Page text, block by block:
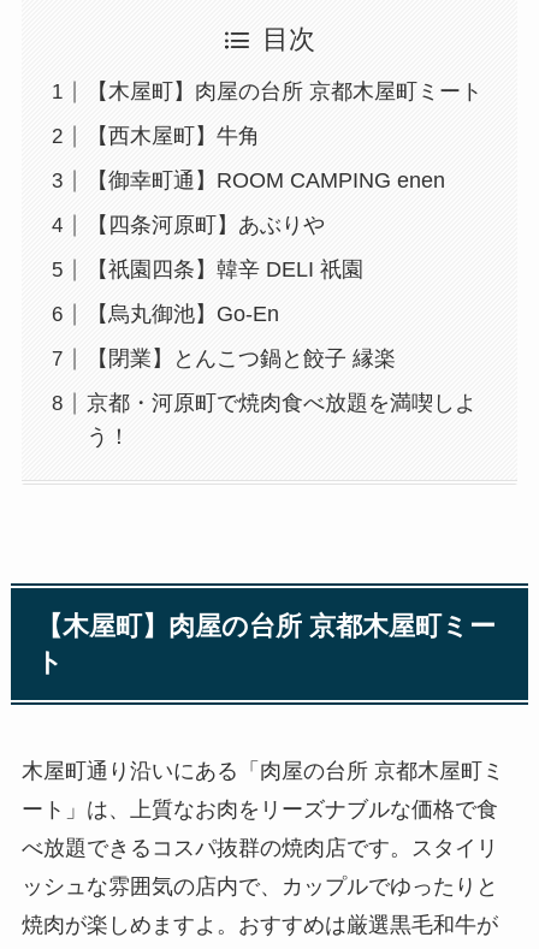
目次
【木屋町】肉屋の台所 京都木屋町ミート
【西木屋町】牛角
【御幸町通】ROOM CAMPING enen
【四条河原町】あぶりや
【祇園四条】韓辛 DELI 祇園
【烏丸御池】Go-En
【閉業】とんこつ鍋と餃子 縁楽
京都・河原町で焼肉食べ放題を満喫しよ
う！
【木屋町】肉屋の台所 京都木屋町ミー
ト
木屋町通り沿いにある「肉屋の台所 京都木屋町ミ
ート」は、上質なお肉をリーズナブルな価格で食
べ放題できるコスパ抜群の焼肉店です。スタイリ
ッシュな雰囲気の店内で、カップルでゆったりと
焼肉が楽しめますよ。おすすめは厳選黒毛和牛が